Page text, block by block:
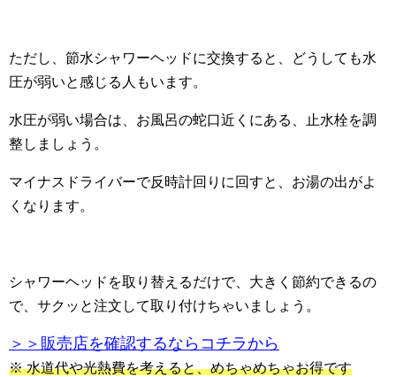
ただし、節水シャワーヘッドに交換すると、どうしても水
圧が弱いと感じる人もいます。
水圧が弱い場合は、お風呂の蛇口近くにある、止水栓を調
整しましょう。
マイナスドライバーで反時計回りに回すと、お湯の出がよ
くなります。
シャワーヘッドを取り替えるだけで、大きく節約できるの
で、サクッと注文して取り付けちゃいましょう。
＞＞販売店を確認するならコチラから
※ 水道代や光熱費を考えると、めちゃめちゃお得です